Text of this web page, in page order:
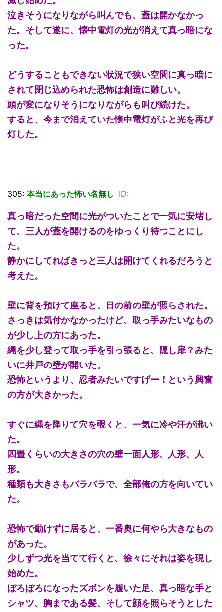
泣きそうになりながら叫んでも、蓋は開かなかっ
た。そして遂に、懐中電灯の光が消えて真っ暗にな
った。
どうすることもできない状況で狭い空間に真っ暗に
されて閉じ込められた恐怖は創造に難しい。
頭が変になりそうになりながらも叫び続けた。
すると、今まで消えていた懐中電灯がふと光を再び
灯した。
305: 本当にあった怖い名無し ID:
真っ暗だった空間に光がついたことで一気に安堵し
て、三人が蓋を開けるのをゆっくり待つことにし
た。
静かにしてればきっと三人は開けてくれるだろうと
考えた。
壁に背を預けて座ると、目の前の壁が照らされた。
さっきは気付かなかったけど、取っ手みたいなもの
が少し上の方にあった。
縄を少し登って取っ手を引っ張ると、隠し扉？みた
いに井戸の壁が開いた。
恐怖というより、忍者みたいですげー！という興奮
の方が大きかった。
すぐに縄を降りて穴を覗くと、一気に冷や汗が沸い
た。
四畳くらいの大きさの穴の壁一面人形、人形、人
形。
種類も大きさもバラバラで、全部俺の方を向いてい
た。
恐怖で動けずに居ると、一番奥に何やら大きなもの
があった。
少しずつ光を当てて行くと、徐々にそれは姿を現し
始めた。
ぼろぼろになったズボンを履いた足、真っ暗な手と
シャツ、胸まである髪、そして顔を照らそうとした